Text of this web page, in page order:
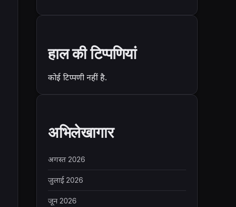
हाल की टिप्पणियां
कोई टिप्पणी नहीं है.
अभिलेखागार
अगस्त 2026
जुलाई 2026
जून 2026